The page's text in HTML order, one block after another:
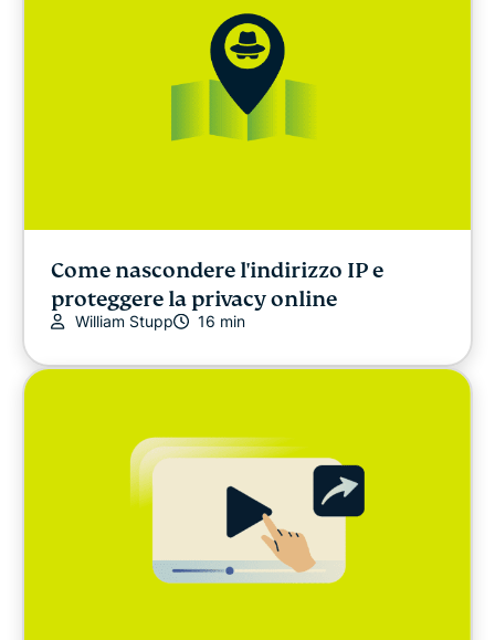
Come nascondere l'indirizzo IP e
proteggere la privacy online
William Stupp 16 min